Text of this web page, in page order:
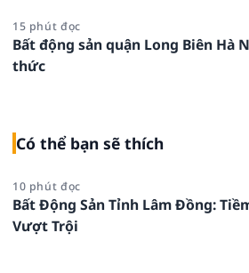
15 phút đọc
Bất động sản quận Long Biên Hà
thức
Có thể bạn sẽ thích
10 phút đọc
Bất Động Sản Tỉnh Lâm Đồng:
Vượt Trội